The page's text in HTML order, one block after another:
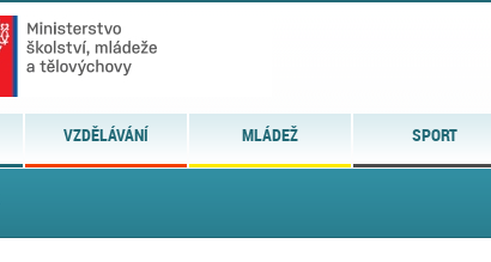
VZDĚLÁVÁNÍ MLÁDEŽ SPORT